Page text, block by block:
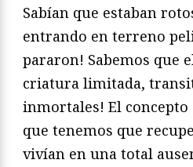
Sabían que estaban
entrando en terreno
pararon! Sabemos que
criatura limitada,
inmortales! El concepto
que tenemos que
vivían en una total